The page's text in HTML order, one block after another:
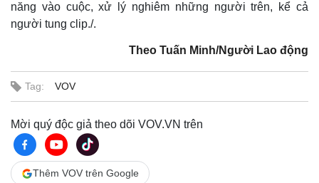
năng vào cuộc, xử lý nghiêm những người trên, kể cả
người tung clip./.
Theo Tuấn Minh/Người Lao động
Tag: VOV
Mời quý độc giả theo dõi VOV.VN trên
Thêm VOV trên Google